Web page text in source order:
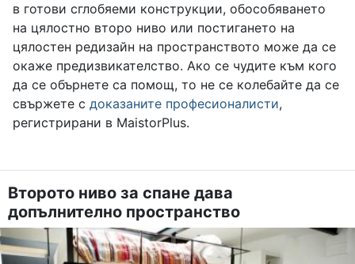
в готови сглобяеми конструкции, обособяването
на цялостно второ ниво или постигането на
цялостен редизайн на пространството може да се
окаже предизвикателство. Ако се чудите към кого
да се обърнете са помощ, то не се колебайте да се
свържете с доказаните професионалисти,
регистрирани в MaistorPlus.
Второто ниво за спане дава
допълнително пространство